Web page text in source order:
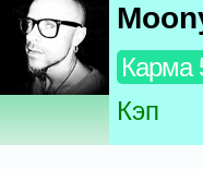
Карма
Кэп